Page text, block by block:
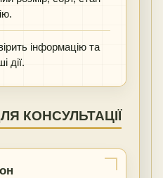
інформацію та
дії.
КОНСУЛЬТАЦІЇ